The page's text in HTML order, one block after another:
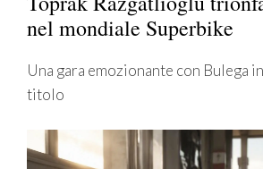
nel mondiale Superbike
Una gara emozionante con Bulega
titolo